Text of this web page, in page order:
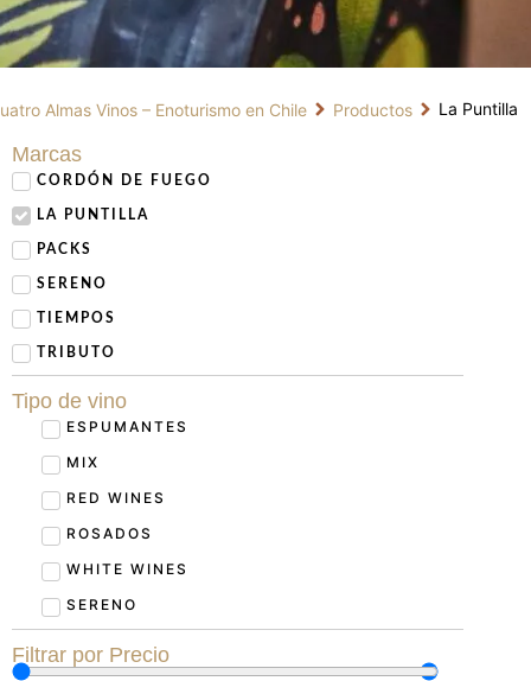
Almas Vinos – Enoturismo en Chile Productos La Puntilla
Marcas
CORDÓN DE FUEGO
LA PUNTILLA
PACKS
SERENO
TIEMPOS
TRIBUTO
Tipo de vino
ESPUMANTES
MIX
RED WINES
ROSADOS
WHITE WINES
SERENO
Filtrar por Precio